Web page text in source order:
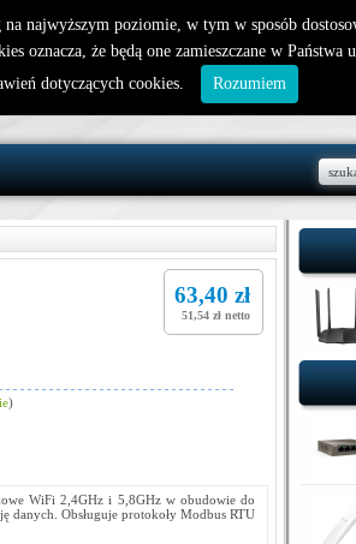
W koszyku jest 0 produktów(y)
63,40 zł
51,54 zł netto
)
WiFi 2,4GHz i 5,8GHz w obudowie do
danych. Obsługuje protokoły Modbus RTU
najwyższym poziomie, w tym w sposób
oznacza, że będą one zamieszczane w Państwa
dotyczących cookies.
Rozumiem